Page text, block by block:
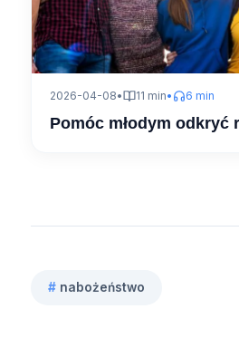
2026-04-08• 11 min• 6 min
Pomóc młodym odkryć
Tagi
# nabożeństwo